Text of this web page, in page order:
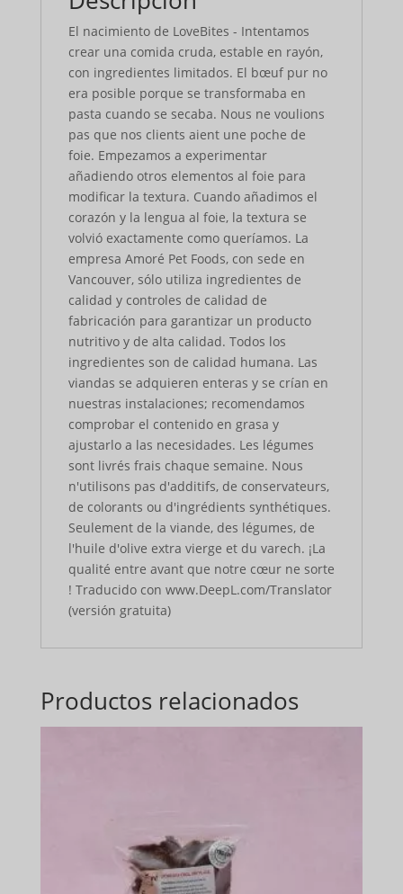
El nacimiento de LoveBites - Intentamos
crear una comida cruda, estable en rayón,
con ingredientes limitados. El bœuf pur no
era posible porque se transformaba en
pasta cuando se secaba. Nous ne voulions
pas que nos clients aient une poche de
foie. Empezamos a experimentar
añadiendo otros elementos al foie para
modificar la textura. Cuando añadimos el
corazón y la lengua al foie, la textura se
volvió exactamente como queríamos. La
empresa Amoré Pet Foods, con sede en
Vancouver, sólo utiliza ingredientes de
calidad y controles de calidad de
fabricación para garantizar un producto
nutritivo y de alta calidad. Todos los
ingredientes son de calidad humana. Las
viandas se adquieren enteras y se crían en
nuestras instalaciones; recomendamos
comprobar el contenido en grasa y
ajustarlo a las necesidades. Les légumes
sont livrés frais chaque semaine. Nous
n'utilisons pas d'additifs, de conservateurs,
de colorants ou d'ingrédients synthétiques.
Seulement de la viande, des légumes, de
l'huile d'olive extra vierge et du varech. ¡La
qualité entre avant que notre cœur ne sorte
! Traducido con www.DeepL.com/Translator
(versión gratuita)
Productos relacionados